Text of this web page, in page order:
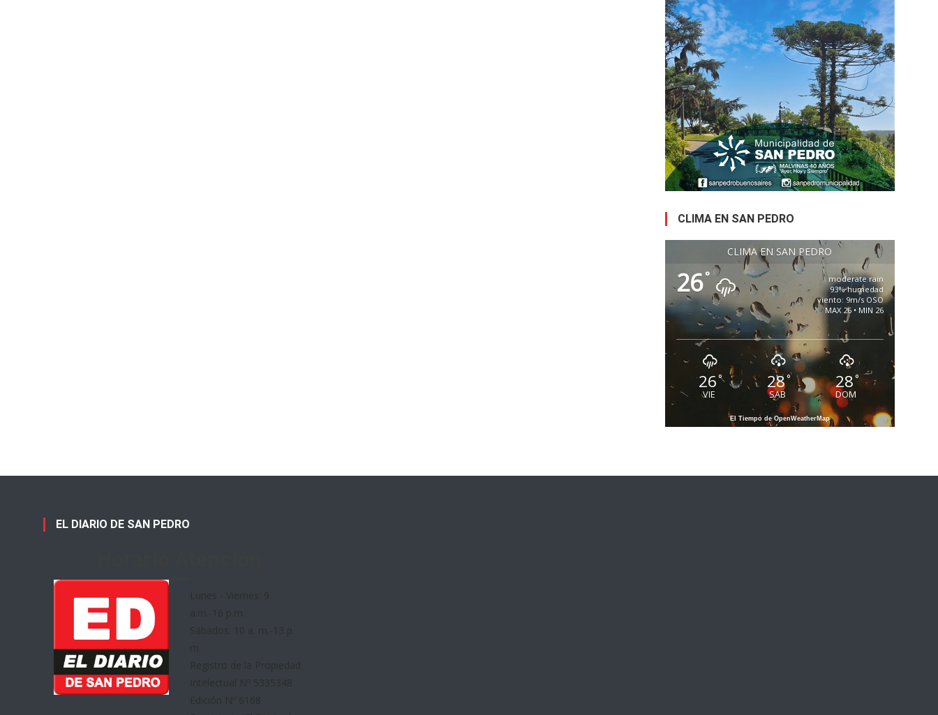
CLIMA EN SAN PEDRO
CLIMA EN SAN PEDRO
26°
moderate rain
93% humedad
viento: 9m/s OSO
MAX 26 • MIN 26
26°
VIE
28°
SAB
28°
DOM
El Tiempo de OpenWeatherMap
EL DIARIO DE SAN PEDRO
Lunes - Viernes: 9
a.m.-16 p.m.
Sábados: 10 a. m.-13 p.
m.
Registro de la Propiedad
Intelectual Nº 5335348
Edición Nº 6168